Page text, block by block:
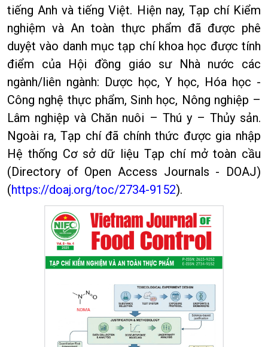
tiếng Anh và tiếng Việt. Hiện nay, Tạp chí Kiểm
nghiệm và An toàn thực phẩm đã được phê
duyệt vào danh mục tạp chí khoa học được tính
điểm của Hội đồng giáo sư Nhà nước các
ngành/liên ngành: Dược học, Y học, Hóa học -
Công nghệ thực phẩm, Sinh học, Nông nghiệp –
Lâm nghiệp và Chăn nuôi – Thú y – Thủy sản.
Ngoài ra, Tạp chí đã chính thức được gia nhập
Hệ thống Cơ sở dữ liệu Tạp chí mở toàn cầu
(Directory of Open Access Journals - DOAJ)
(https://doaj.org/toc/2734-9152).